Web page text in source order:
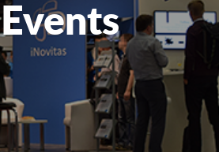
Events